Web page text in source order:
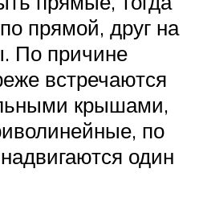
прямой, друг на
По причине
встречаются
крышами,
по
один